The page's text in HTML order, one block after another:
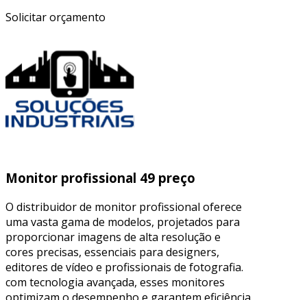
Solicitar orçamento
Monitor profissional 49 preço
O distribuidor de monitor profissional oferece
uma vasta gama de modelos, projetados para
proporcionar imagens de alta resolução e
cores precisas, essenciais para designers,
editores de vídeo e profissionais de fotografia.
com tecnologia avançada, esses monitores